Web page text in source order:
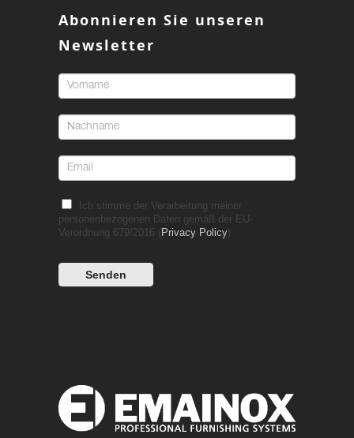
Abonnieren Sie unseren
Newsletter
Ich stimme der Verarbeitung meiner
personenbezogenen Daten gemäß der EU-
Verordnung 679/2016 (Privacy Policy)